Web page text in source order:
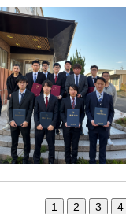
26/03/24
2025年度卒業式
1 2 3 4